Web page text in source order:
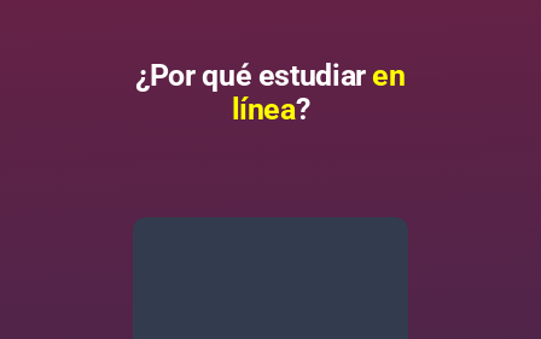
¿Por qué estudiaren
línea?